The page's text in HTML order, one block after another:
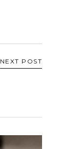
NEXT POST